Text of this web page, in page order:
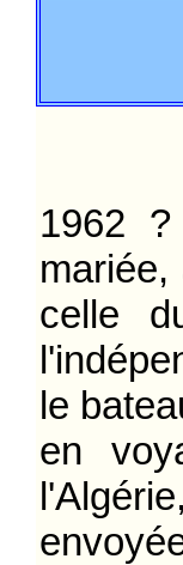
Qui,
1962
celle
le
en